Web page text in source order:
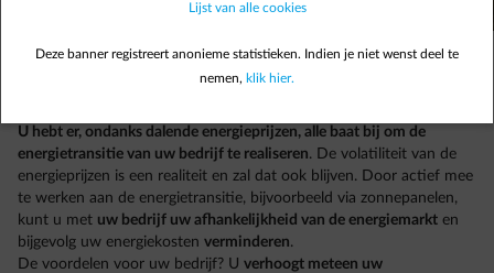
U hebt er, ondanks dalende energieprijzen, alle baat bij om de
energietransitie van uw bedrijf te realiseren. De volatiliteit van de
energieprijzen is een realiteit en zal dat ook blijven. Door actief mee
te werken aan de energietransitie, bijvoorbeeld via zonnepanelen,
kunt u met uw bedrijf uw afhankelijkheid van de energiemarkt en
bijgevolg uw energiekosten verminderen.
De voordelen voor uw bedrijf? U verhoogt meteen uw
Lijst van alle cookies
Deze banner registreert anonieme statistieken. Indien je niet wenst deel te
nemen, klik hier.